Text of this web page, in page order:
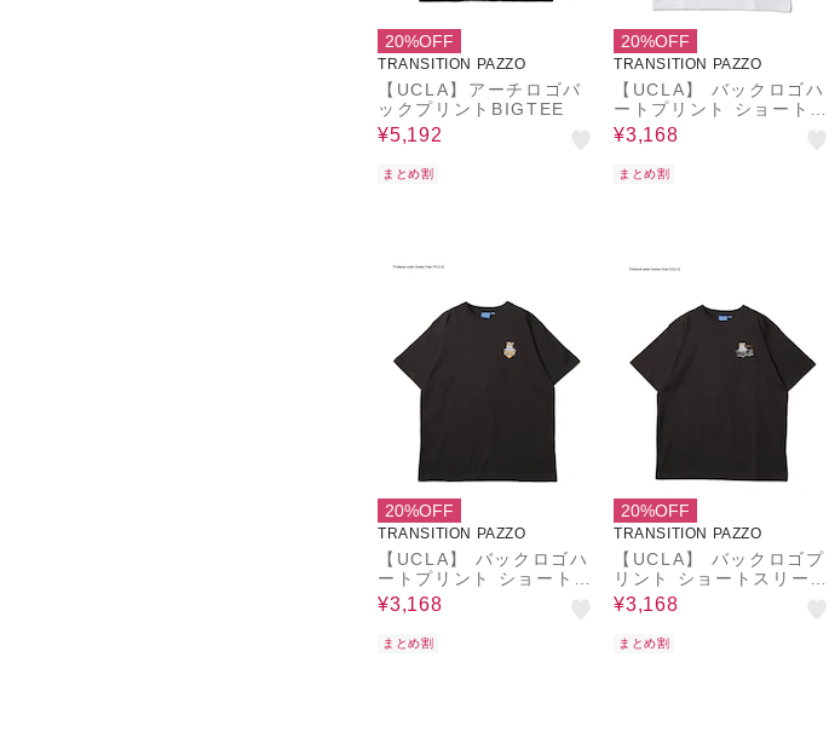
20%OFF
TRANSITION PAZZO
【UCLA】アーチロゴバ
ックプリントBIGTEE
¥5,192
まとめ割
20%OFF
TRANSITION PAZZO
【UCLA】 バックロゴハ
ートプリント ショートス
リーブTEE
¥3,168
まとめ割
20%OFF
TRANSITION PAZZO
【UCLA】 バックロゴハ
ートプリント ショートス
リーブTEE
¥3,168
まとめ割
20%OFF
TRANSITION PAZZO
【UCLA】 バックロゴプ
リント ショートスリーブ
TEE
¥3,168
まとめ割